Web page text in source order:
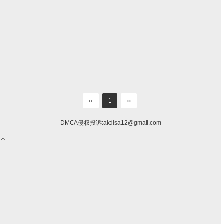
‹‹ 1 ››
DMCA侵权投诉:akdlsa12@gmail.com